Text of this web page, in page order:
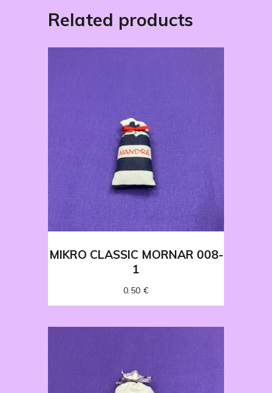
Related products
MIKRO CLASSIC MORNAR 008-
1
0.50 €